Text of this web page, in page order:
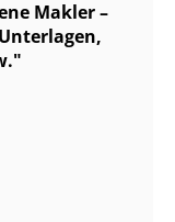
Makler –